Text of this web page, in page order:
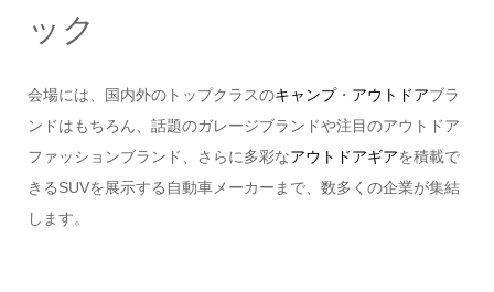
ック
会場には、国内外のトップクラスのキャンプ・ アウトドアブラ
ンドはもちろん、話題のガレージブランドや注目のアウトドア
ファッションブランド、さらに多彩なアウトドアギアを積載で
きるSUVを展示する自動車メーカーまで、数多くの企業が集結
します。